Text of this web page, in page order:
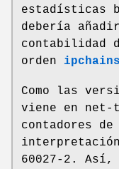
estadísticas
debería
contabilidad
orden ipchains
Como las
viene en net-
contadores
interpretación
60027-2. Así,